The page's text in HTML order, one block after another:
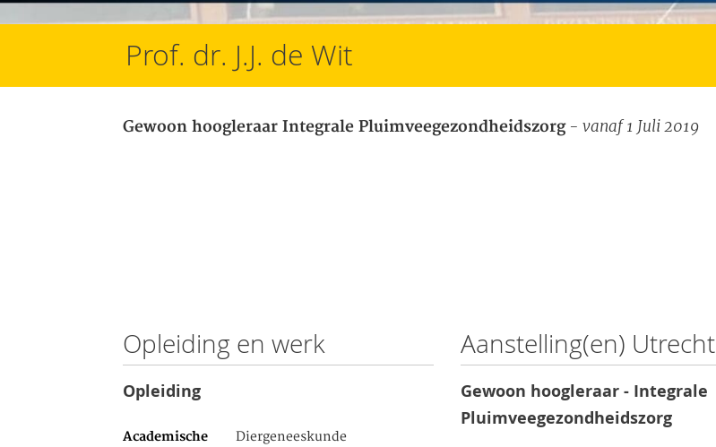
Prof. dr. J.J. de Wit
Gewoon hoogleraar Integrale Pluimveegezondheidszorg- vanaf 1 Juli 2019
Opleiding en werk
Opleiding
Academische
Diergeneeskunde
Aanstelling(en) Utrecht
Gewoon hoogleraar - Integrale
Pluimveegezondheidszorg